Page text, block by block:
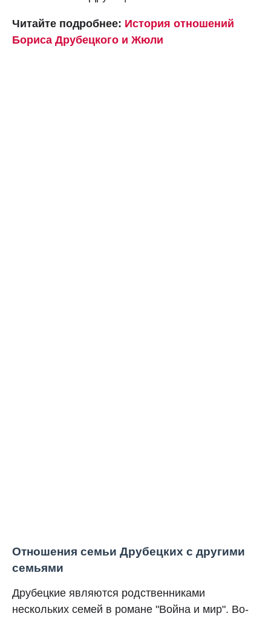
Читайте подробнее: История отношений
Бориса Друбецкого и Жюли
Отношения семьи Друбецких с другими
семьями
Друбецкие являются родственниками
нескольких семей в романе "Война и мир". Во-